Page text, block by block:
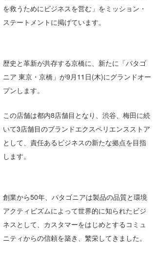
を救うためにビジネスを営む」をミッション・
ステートメントに掲げています。
歴史と革新が共存する京橋に、新たに「パタゴ
ニア 東京・京橋」が9月11日(木)にグランドオー
プンします。
この店舗は都内8店舗目となり、渋谷、梅田に続
いて3店舗目のブランドエクスペリエンスストア
として、責任あるビジネスの新たな拠点を目指
します。
創業から50年、パタゴニアは製品の品質と環境
アクティビズムによって世界的に知られたビジ
ネスとして、カスタマーをはじめとするコミュ
ニティからの信頼を築き、繁栄してきました。
四国
サーファーズ
ライター/寄稿メディア
Core Surf Japan
Yoshiyuki Obata
メディア
WAVAL
中浦“JET”章
☆加藤
波伝説